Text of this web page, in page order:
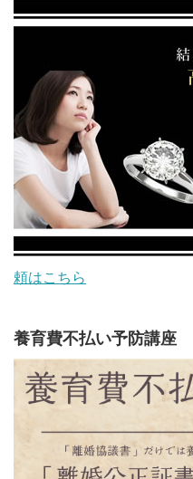
頼はこちら
養育費不払い予防講座